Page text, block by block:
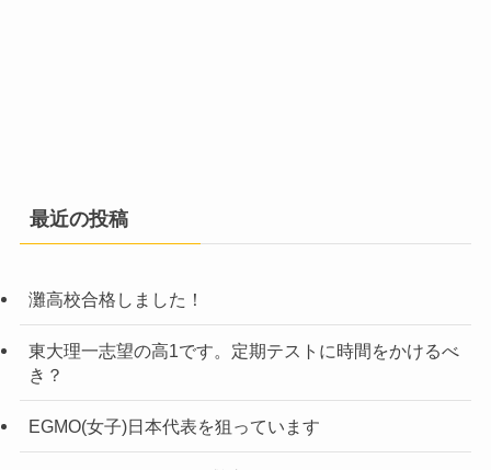
最近の投稿
灘高校合格しました！
東大理一志望の高1です。定期テストに時間をかけるべ
き？
EGMO(女子)日本代表を狙っています